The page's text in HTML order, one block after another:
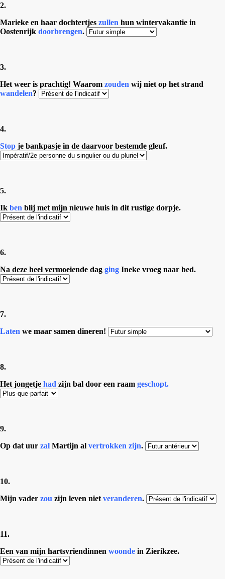
2.
Marieke en haar dochtertjes zullen hun wintervakantie in
Oostenrijk doorbrengen.
3.
Het weer is prachtig! Waarom zouden wij niet op het strand
wandelen?
4.
Stop je bankpasje in de daarvoor bestemde gleuf.
5.
Ik ben blij met mijn nieuwe huis in dit rustige dorpje.
6.
Na deze heel vermoeiende dag ging Ineke vroeg naar bed.
7.
Laten we maar samen dineren!
8.
Het jongetje had zijn bal door een raam geschopt.
9.
Op dat uur zal Martijn al vertrokken zijn.
10.
Mijn vader zou zijn leven niet veranderen.
11.
Een van mijn hartsvriendinnen woonde in Zierikzee.